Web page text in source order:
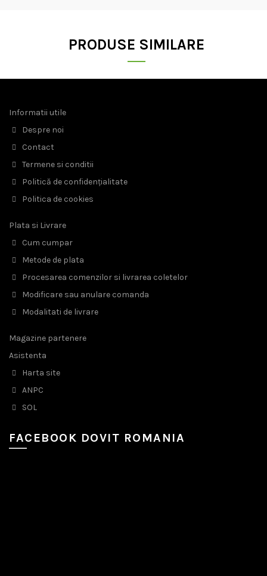
PRODUSE SIMILARE
Informatii utile
Despre noi
Contact
Termene si conditii
Politică de confidențialitate
Politica de cookies
Plata si Livrare
Cum cumpar
Metode de plata
Procesarea comenzilor si livrarea coletelor
Modificare sau anulare comanda
Modalitati de livrare
Magazine partenere
Asistenta
Harta site
ANPC
SOL
FACEBOOK DOVIT ROMANIA